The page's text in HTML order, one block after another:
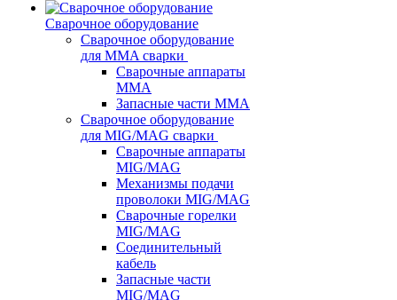
Сварочное оборудование
Сварочное оборудование
для MMA сварки
Сварочные аппараты
MMA
Запасные части MMA
Сварочное оборудование
для MIG/MAG сварки
Сварочные аппараты
MIG/MAG
Механизмы подачи
проволоки MIG/MAG
Сварочные горелки
MIG/MAG
Соединительный
кабель
Запасные части
MIG/MAG